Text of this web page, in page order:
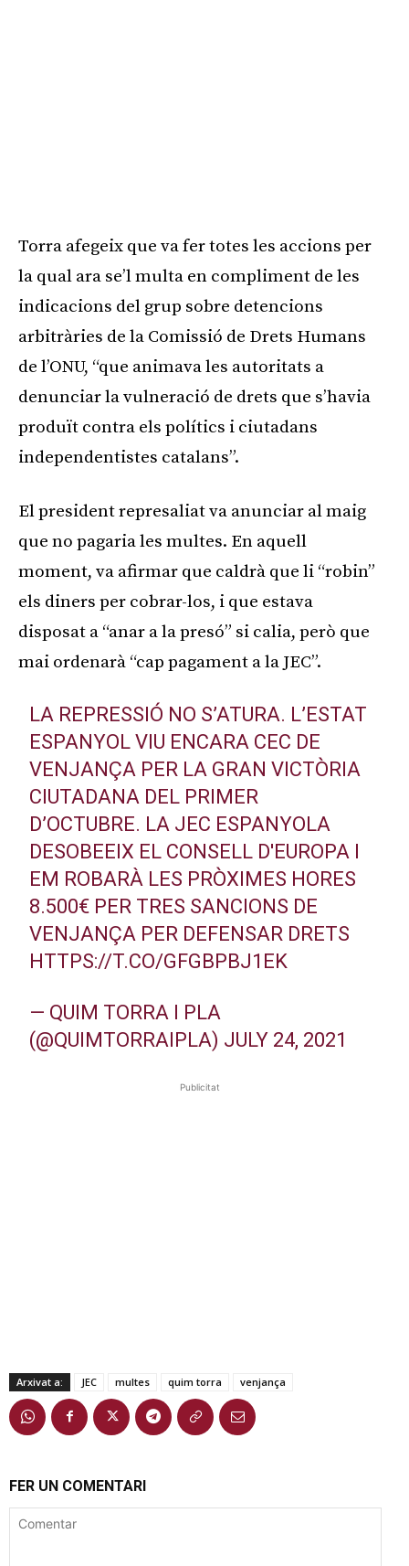
Torra afegeix que va fer totes les accions per
la qual ara se’l multa en compliment de les
indicacions del grup sobre detencions
arbitràries de la Comissió de Drets Humans
de l’ONU, “que animava les autoritats a
denunciar la vulneració de drets que s’havia
produït contra els polítics i ciutadans
independentistes catalans”.
El president represaliat va anunciar al maig
que no pagaria les multes. En aquell
moment, va afirmar que caldrà que li “robin”
els diners per cobrar-los, i que estava
disposat a “anar a la presó” si calia, però que
mai ordenarà “cap pagament a la JEC”.
LA REPRESSIÓ NO S’ATURA. L’ESTAT
ESPANYOL VIU ENCARA CEC DE
VENJANÇA PER LA GRAN VICTÒRIA
CIUTADANA DEL PRIMER
D’OCTUBRE. LA JEC ESPANYOLA
DESOBEEIX EL CONSELL D'EUROPA I
EM ROBARÀ LES PRÒXIMES HORES
8.500€ PER TRES SANCIONS DE
VENJANÇA PER DEFENSAR DRETS
HTTPS://T.CO/GFGBPBJ1EK
— QUIM TORRA I PLA
(@QUIMTORRAIPLA) JULY 24, 2021
Publicitat
Arxivat a: JEC multes quim torra venjança
FER UN COMENTARI